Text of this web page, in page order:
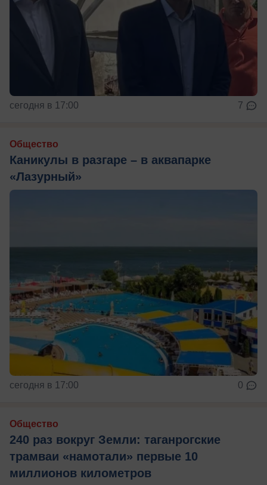
сегодня в 17:00 7
Общество
Каникулы в разгаре – в аквапарке
«Лазурный»
сегодня в 17:00 0
Общество
240 раз вокруг Земли: таганрогские
трамваи «намотали» первые 10
миллионов километров